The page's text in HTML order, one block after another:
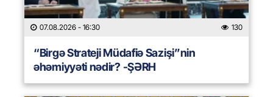
07.08.2026 - 16:30 130
“Birgə Strateji Müdafiə Sazişi”nin
əhəmiyyəti nədir? -ŞƏRH